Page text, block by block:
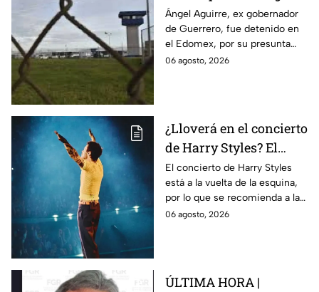
Aguirre, ex gobernador
de Guerrero por caso
Ayotzinapa
Ángel Aguirre, ex gobernador
de Guerrero, fue detenido en
el Edomex, por su presunta
participación en la
06 agosto, 2026
¿Lloverá en el concierto
de Harry Styles? El
pronóstico del clima
para este viernes en
CDMX
El concierto de Harry Styles
está a la vuelta de la esquina,
por lo que se recomienda a las
y los fanáticos revisar el clima
06 agosto, 2026
ÚLTIMA HORA |